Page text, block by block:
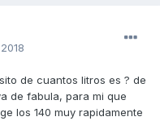
de cuantos litros es ? de
de fabula, para mi que
los 140 muy rapidamente